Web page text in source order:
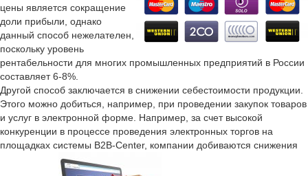
цены является сокращение
доли прибыли, однако
данный способ нежелателен,
поскольку уровень
рентабельности для многих промышленных предприятий в России
составляет 6-8%.
Другой способ заключается в снижении себестоимости продукции.
Этого можно добиться, например, при проведении закупок товаров
и услуг в электронной форме. Например, за счет высокой
конкуренции в процессе проведения электронных торгов на
площадках системы B2B-Center, компании добиваются снижения